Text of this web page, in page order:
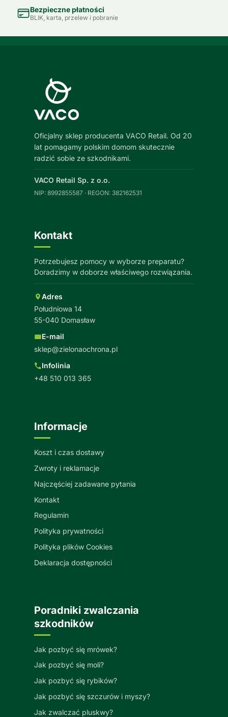
Bezpieczne płatności
BLIK, karta, przelew i pobranie
Oficjalny sklep producenta VACO Retail. Od 20
lat pomagamy polskim domom skutecznie
radzić sobie ze szkodnikami.
VACO Retail Sp. z o.o.
NIP: 8992855587 · REGON: 382162531
Kontakt
Potrzebujesz pomocy w wyborze preparatu?
Doradzimy w doborze właściwego rozwiązania.
Adres
Południowa 14
55-040 Domasław
E-mail
sklep@zielonaochrona.pl
Infolinia
+48 510 013 365
Informacje
Koszt i czas dostawy
Zwroty i reklamacje
Najczęściej zadawane pytania
Kontakt
Regulamin
Polityka prywatności
Polityka plików Cookies
Deklaracja dostępności
Poradniki zwalczania
szkodników
Jak pozbyć się mrówek?
Jak pozbyć się moli?
Jak pozbyć się rybików?
Jak pozbyć się szczurów i myszy?
Jak zwalczać pluskwy?